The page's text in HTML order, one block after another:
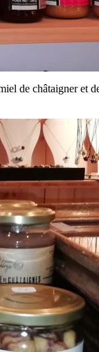
de châtaigner et